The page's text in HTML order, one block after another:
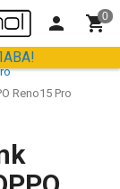
Reno15 Pro